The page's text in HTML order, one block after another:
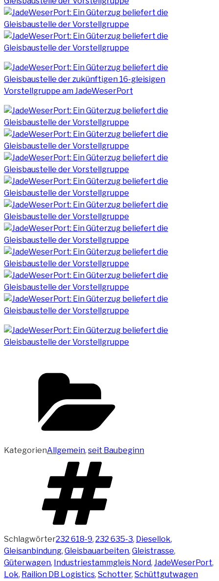
KategorienAllgemein, seit Baubeginn
Schlagwörter232 618-9, 232 635-3, Diesellok,
Gleisanbindung, Gleisbauarbeiten, Gleistrasse,
Güterwagen, Industriestammgleis Nord, JadeWeserPort,
Lok, Railion DB Logistics, Schotter, Schüttgutwagen